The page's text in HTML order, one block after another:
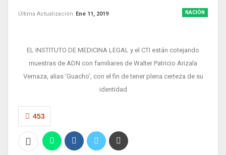
NACIÓN
Última Actualización Ene 11, 2019
EL INSTITUTO DE MEDICINA LEGAL y el CTI están cotejando
muestras de ADN con familiares de Walter Patricio Arizala
Vernaza, alias ‘Guacho’, con el fin de tener plena certeza de su
identidad
453